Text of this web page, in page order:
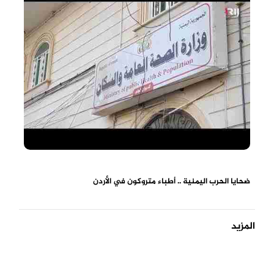
ضحايا الحرب اليمنية .. أطباء متروكون في الأردن
المزيد